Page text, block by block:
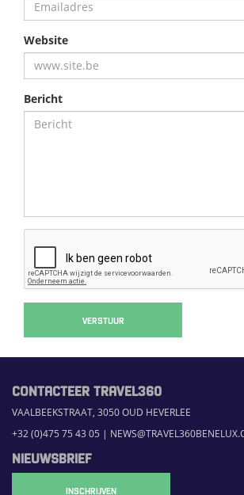
Website
Bericht
VERSTUUR
CONTACTEER TRAVEL360
VAALBEEKSTRAAT, 3050 OUD HEVERLEE
+32 (0)475 75 43 05 |
NIEUWSBRIEF
INSCHRIJVEN